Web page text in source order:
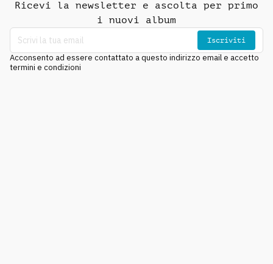
Ricevi la newsletter e ascolta per primo
i nuovi album
Iscriviti
Acconsento ad essere contattato a questo indirizzo email e accetto
termini e condizioni